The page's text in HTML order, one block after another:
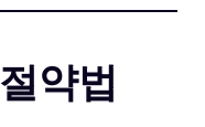
약법